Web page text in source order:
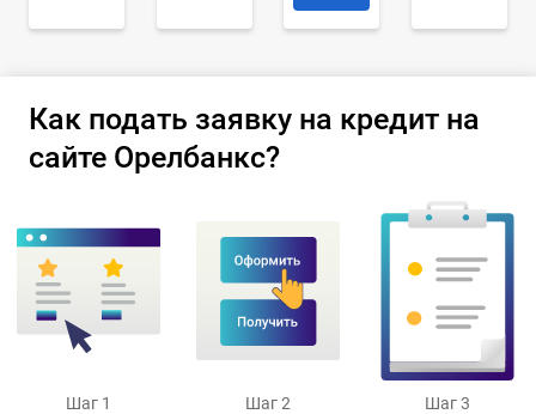
Как подать заявку на кредит на
сайте Орелбанкс?
Шаг 1
Шаг 2
Шаг 3